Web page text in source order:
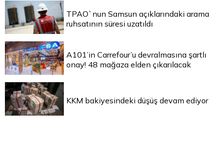
TPAO`nun Samsun açıklarındaki arama
ruhsatının süresi uzatıldı
A101’in Carrefour’u devralmasına şartlı
onay! 48 mağaza elden çıkarılacak
KKM bakiyesindeki düşüş devam ediyor